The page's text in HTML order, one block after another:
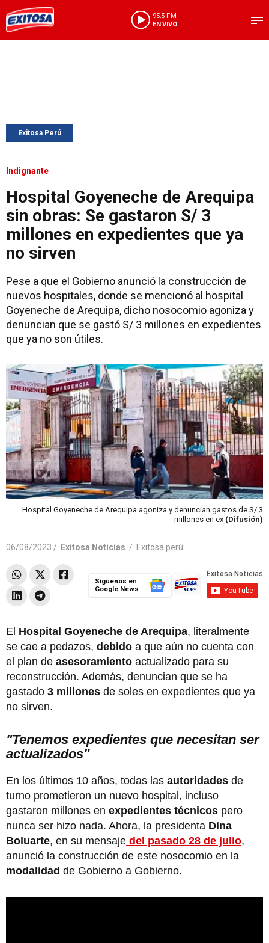
95.5 FM
EN VIVO
Exitosa Perú
Indignante
Hospital Goyeneche de Arequipa
sin obras: Se gastaron S/ 3
millones en expedientes que ya
no sirven
Pese a que el Gobierno anunció la construcción de
nuevos hospitales, donde se mencionó al hospital
Goyeneche de Arequipa, dicho nosocomio agoniza y
denuncian que se gastó S/ 3 millones en expedientes
que ya no son útiles.
Hospital Goyeneche de Arequipa agoniza y denuncian gastos de S/ 3
millones en ex (Difusión)
06/08/2023 / Exitosa Noticias / Exitosa perú
Síguenos en
Google News
El Hospital Goyeneche de Arequipa, literalmente
se cae a pedazos, debido a que aún no cuenta con
el plan de asesoramiento actualizado para su
reconstrucción. Además, denuncian que se ha
gastado 3 millones de soles en expedientes que ya
no sirven.
"Tenemos expedientes que necesitan ser
actualizados"
En los últimos 10 años, todas las autoridades de
turno prometieron un nuevo hospital, incluso
gastaron millones en expedientes técnicos pero
nunca ser hizo nada. Ahora, la presidenta Dina
Boluarte, en su mensaje del pasado 28 de julio,
anunció la construcción de este nosocomio en la
modalidad de Gobierno a Gobierno.